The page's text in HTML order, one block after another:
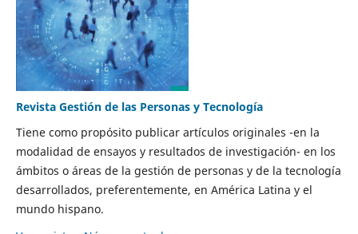
Revista Gestión de las Personas y Tecnología
Tiene como propósito publicar artículos originales -en la
modalidad de ensayos y resultados de investigación- en los
ámbitos o áreas de la gestión de personas y de la tecnología
desarrollados, preferentemente, en América Latina y el
mundo hispano.